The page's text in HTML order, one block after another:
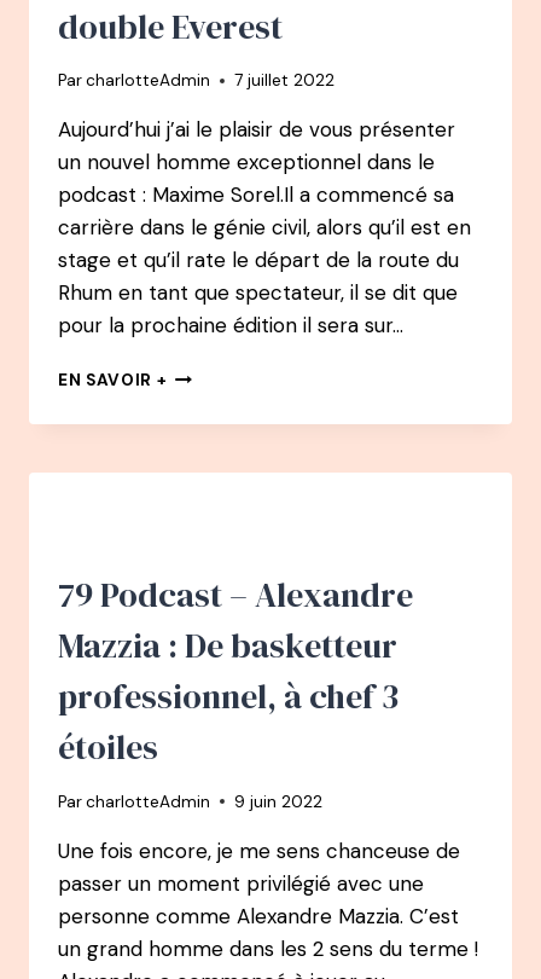
EST
SORTIE
CASES
double Everest
ParcharlotteAdmin 7 juillet 2022
Aujourd’hui j’ai le plaisir de vous présenter
un nouvel homme exceptionnel dans le
podcast : Maxime Sorel.Il a commencé sa
carrière dans le génie civil, alors qu’il est en
stage et qu’il rate le départ de la route du
Rhum en tant que spectateur, il se dit que
pour la prochaine édition il sera sur…
EN SAVOIR + 80
–
SOREL
AU
EVEREST
79 Podcast – Alexandre
Mazzia : De basketteur
professionnel, à chef 3
étoiles
ParcharlotteAdmin 9 juin 2022
Une fois encore, je me sens chanceuse de
passer un moment privilégié avec une
personne comme Alexandre Mazzia. C’est
un grand homme dans les 2 sens du terme !